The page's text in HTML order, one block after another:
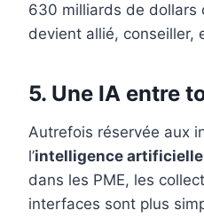
630 milliards de dollars
devient allié, conseiller,
5. Une IA entre
Autrefois réservée aux
l’intelligence artificielle
dans les PME, les
interfaces sont plus